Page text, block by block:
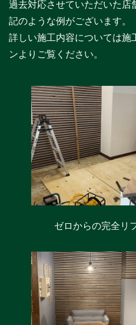
過去対応させていただいた店
記のような例がございます。
詳しい施工内容については施
ンよりご覧ください。
ゼロからの完全リ